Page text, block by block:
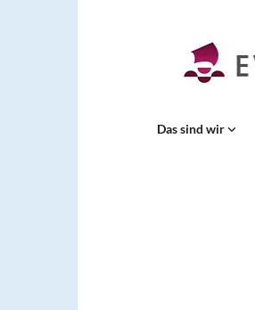
Das sind wir